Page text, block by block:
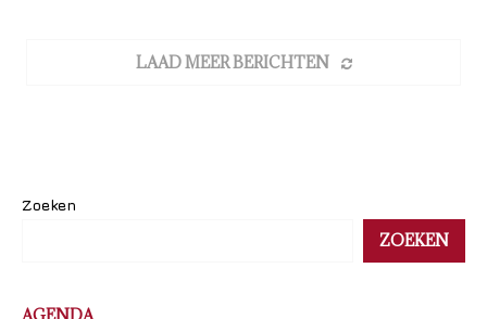
LAAD MEER BERICHTEN
Zoeken
ZOEKEN